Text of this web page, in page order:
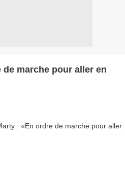
de marche pour aller en